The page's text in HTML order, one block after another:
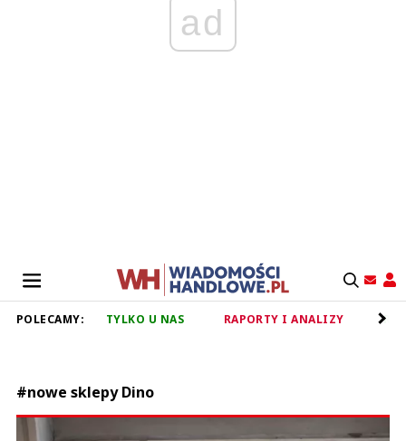
ad
POLECAMY: TYLKO U NAS RAPORTY I ANALIZY
#nowe sklepy Dino